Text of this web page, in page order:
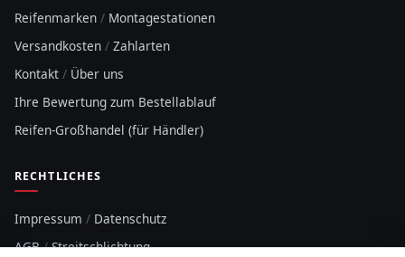
Reifenmarken / Montagestationen
Versandkosten / Zahlarten
Kontakt / Über uns
Ihre Bewertung zum Bestellablauf
Reifen-Großhandel (für Händler)
RECHTLICHES
Impressum / Datenschutz
AGB/Streitschlichtung